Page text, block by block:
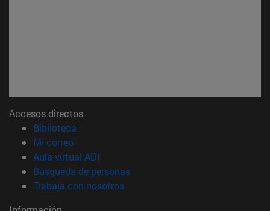
Accesos directos
Biblioteca
Mi correo(abre en nueva ventana)
Aula virtual ADI
Búsqueda de personas(abre en nueva ventana)
Trabaja con nosotros(abre en nueva ventana)